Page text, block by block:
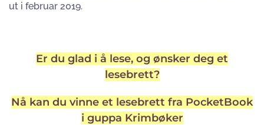
ut i februar 2019.
Er du glad i å lese, og ønsker deg et
lesebrett?
Nå kan du vinne et lesebrett fra PocketBook
i guppa Krimbøker